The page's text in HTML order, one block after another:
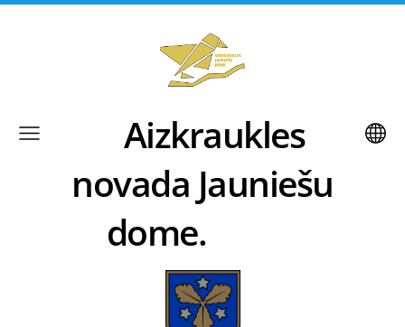
Aizkraukles
novada Jauniešu
dome.